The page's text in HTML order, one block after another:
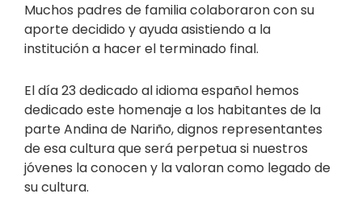
Muchos padres de familia colaboraron con su
aporte decidido y ayuda asistiendo a la
institución a hacer el terminado final.
El día 23 dedicado al idioma español hemos
dedicado este homenaje a los habitantes de la
parte Andina de Nariño, dignos representantes
de esa cultura que será perpetua si nuestros
jóvenes la conocen y la valoran como legado de
su cultura.